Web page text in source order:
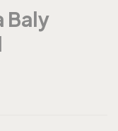
Baly